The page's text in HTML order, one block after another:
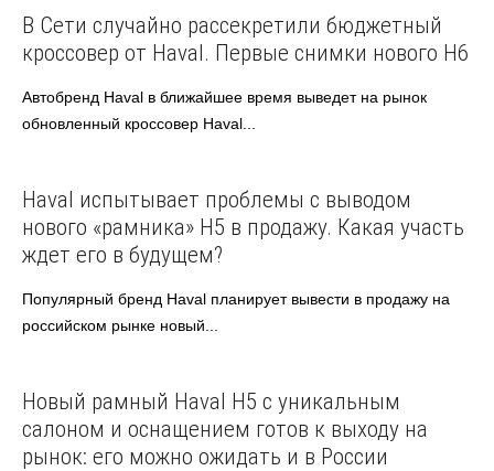
Haval Автоновости
В Сети случайно рассекретили бюджетный
кроссовер от Haval. Первые снимки нового H6
Автобренд Haval в ближайшее время выведет на рынок
обновленный кроссовер Haval...
Haval
Haval испытывает проблемы с выводом
нового «рамника» H5 в продажу. Какая участь
ждет его в будущем?
Популярный бренд Haval планирует вывести в продажу на
российском рынке новый...
Haval Автоновости
Новый рамный Haval H5 с уникальным
салоном и оснащением готов к выходу на
рынок: его можно ожидать и в России